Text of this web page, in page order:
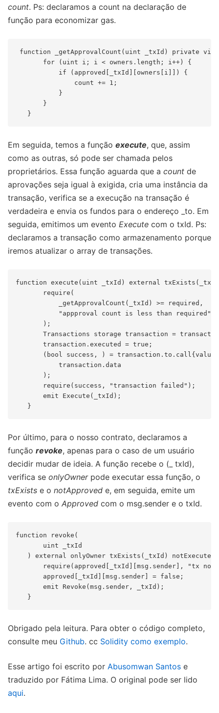
count. Ps: declaramos a count na declaração de
função para economizar gas.
function _getApprovalCount(uint _txId) private
       for (uint i; i < owners.length; i++) {
           if (approved[_txId][owners[i]]) {
               count += 1;
           }
       }
Em seguida, temos a função execute, que, assim
como as outras, só pode ser chamada pelos
proprietários. Essa função aguarda que a count de
aprovações seja igual à exigida, cria uma instância da
transação, verifica se a execução na transação é
verdadeira e envia os fundos para o endereço _to. Em
seguida, emitimos um evento Execute com o txId. Ps:
declaramos a transação como armazenamento porque
iremos atualizar o array de transações.
function execute(uint _txId) external
       require(
           _getApprovalCount(_txId) >= required,
           "appproval count is less than required"
       );
Transactions storage transaction =
       transaction.executed = true;
(bool success, ) =
           transaction.data
       );
       require(success, "transaction failed");
       emit Execute(_txId);
Por último, para o nosso contrato, declaramos a
função revoke, apenas para o caso de um usuário
decidir mudar de ideia. A função recebe o (_ txId),
verifica se onlyOwnerpode executar essa função, o
txExists e o notApproved e, em seguida, emite um
evento com o Approved com o msg.sender e o txId.
function revoke(
       uint _txId
) external onlyOwner txExists(_txId)
require(approved[_txId][msg.sender], "tx not
       approved[_txId][msg.sender] = false;
       emit Revoke(msg.sender, _txId);
Obrigado pela leitura. Para obter o código completo,
consulte meu Github. cc Solidity como exemplo.
Esse artigo foi escrito por Abusomwan Santos e
traduzido por Fátima Lima. O original pode ser lido
aqui.